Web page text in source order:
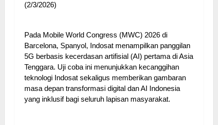
(2/3/2026)
Pada Mobile World Congress (MWC) 2026 di
Barcelona, Spanyol, Indosat menampilkan panggilan
5G berbasis kecerdasan artifisial (AI) pertama di Asia
Tenggara. Uji coba ini menunjukkan kecanggihan
teknologi Indosat sekaligus memberikan gambaran
masa depan transformasi digital dan AI Indonesia
yang inklusif bagi seluruh lapisan masyarakat.